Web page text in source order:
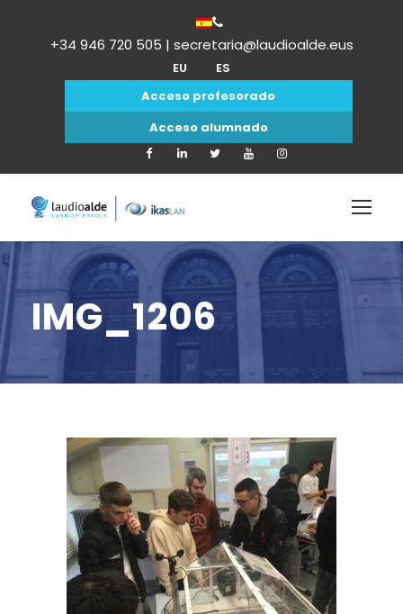
+34 946 720 505 | secretaria@laudioalde.eus
EU
ES
Acceso profesorado
Acceso alumnado
IMG_1206